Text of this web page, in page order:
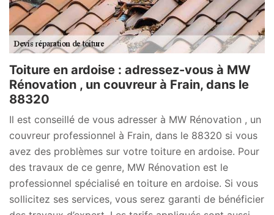
Toiture en ardoise : adressez-vous à MW
Rénovation , un couvreur à Frain, dans le
88320
Il est conseillé de vous adresser à MW Rénovation , un
couvreur professionnel à Frain, dans le 88320 si vous
avez des problèmes sur votre toiture en ardoise. Pour
des travaux de ce genre, MW Rénovation est le
professionnel spécialisé en toiture en ardoise. Si vous
sollicitez ses services, vous serez garanti de bénéficier